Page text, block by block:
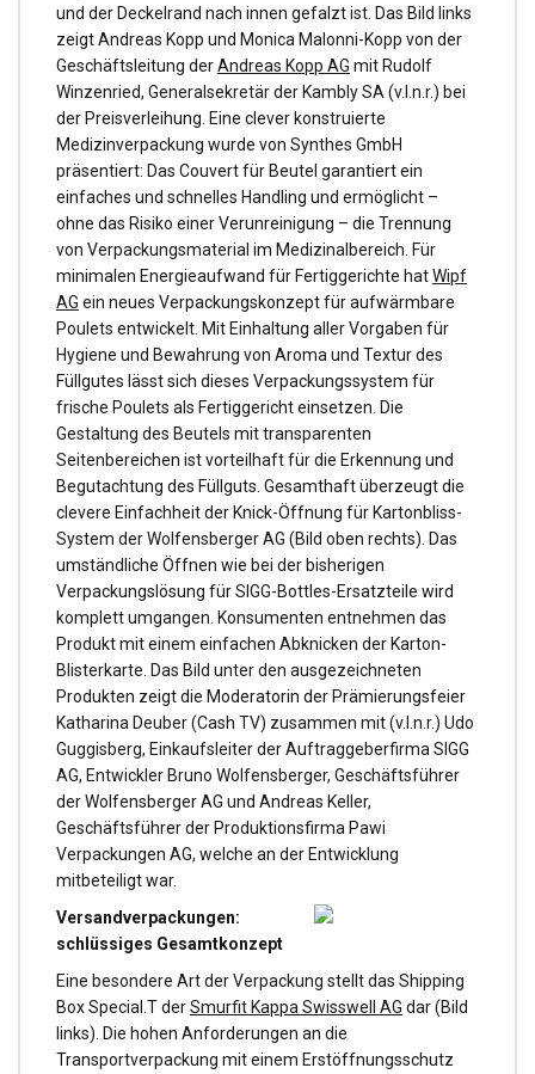
und der Deckelrand nach innen gefalzt ist. Das Bild links
zeigt Andreas Kopp und Monica Malonni-Kopp von der
Geschäftsleitung derAndreas Kopp AG mit Rudolf
Winzenried, Generalsekretär der Kambly SA (v.l.n.r.) bei
der Preisverleihung. Eine clever konstruierte
Medizinverpackung wurde von Synthes GmbH
präsentiert: Das Couvert für Beutel garantiert ein
einfaches und schnelles Handling und ermöglicht –
ohne das Risiko einer Verunreinigung – die Trennung
von Verpackungsmaterial im Medizinalbereich. Für
minimalen Energieaufwand für Fertiggerichte hatWipf
AG ein neues Verpackungskonzept für aufwärmbare
Poulets entwickelt. Mit Einhaltung aller Vorgaben für
Hygiene und Bewahrung von Aroma und Textur des
Füllgutes lässt sich dieses Verpackungssystem für
frische Poulets als Fertiggericht einsetzen. Die
Gestaltung des Beutels mit transparenten
Seitenbereichen ist vorteilhaft für die Erkennung und
Begutachtung des Füllguts. Gesamthaft überzeugt die
clevere Einfachheit der Knick-Öffnung für Kartonbliss-
System der Wolfensberger AG (Bild oben rechts). Das
umständliche Öffnen wie bei der bisherigen
Verpackungslösung für SIGG-Bottles-Ersatzteile wird
komplett umgangen. Konsumenten entnehmen das
Produkt mit einem einfachen Abknicken der Karton-
Blisterkarte. Das Bild unter den ausgezeichneten
Produkten zeigt die Moderatorin der Prämierungsfeier
Katharina Deuber (Cash TV) zusammen mit (v.l.n.r.) Udo
Guggisberg, Einkaufsleiter der Auftraggeberfirma SIGG
AG, Entwickler Bruno Wolfensberger, Geschäftsführer
der Wolfensberger AG und Andreas Keller,
Geschäftsführer der Produktionsfirma Pawi
Verpackungen AG, welche an der Entwicklung
mitbeteiligt war.
Versandverpackungen:
schlüssiges Gesamtkonzept
Eine besondere Art der Verpackung stellt das Shipping
Box Special.T derSmurfit Kappa Swisswell AG dar (Bild
links). Die hohen Anforderungen an die
Transportverpackung mit einem Erstöffnungsschutz